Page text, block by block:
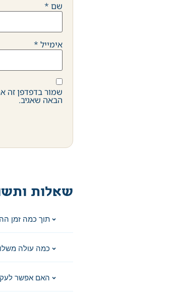
שם *
אימייל *
שמור בדפדפן זה
הבאה שאגיב.
שאלות
תוך כמה זמן
כמה עולה
האם אפשר